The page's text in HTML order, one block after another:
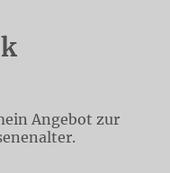
Angebot zur